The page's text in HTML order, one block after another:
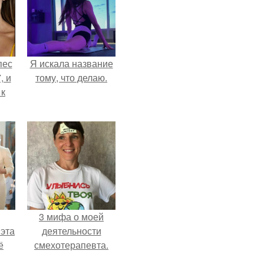
и
Я искала название
тому, что делаю.
3 мифа о моей
деятельности
смехотерапевта.